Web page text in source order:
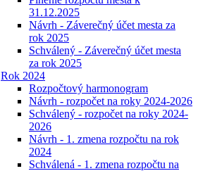
31.12.2025
Návrh - Záverečný účet mesta za
rok 2025
Schválený - Záverečný účet mesta
za rok 2025
Rok 2024
Rozpočtový harmonogram
Návrh - rozpočet na roky 2024-2026
Schválený - rozpočet na roky 2024-
2026
Návrh - 1. zmena rozpočtu na rok
2024
Schválená - 1. zmena rozpočtu na